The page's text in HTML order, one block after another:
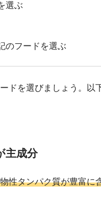
選ぶ
のフードを選ぶ
ドを選びましょう。以
主成分
性タンパク質が豊富に